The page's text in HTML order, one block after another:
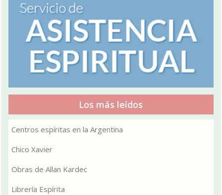
Los más leídos
Centros espíritas en la Argentina
Chico Xavier
Obras de Allan Kardec
Librería Espírita